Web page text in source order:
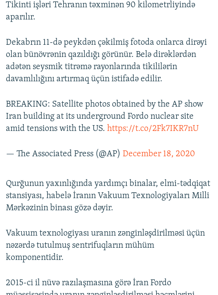
Tikinti işləri Tehranın təxminən 90 kilometrliyində
aparılır.
Dekabrın 11-də peykdən çəkilmiş fotoda onlarca dirəyi
olan bünövrənin qazıldığı görünür. Belə dirəklərdən
adətən seysmik titrəmə rayonlarında tikililərin
davamlılığını artırmaq üçün istifadə edilir.
BREAKING: Satellite photos obtained by the AP show
Iran building at its underground Fordo nuclear site
amid tensions with the US. https://t.co/2Fk7IKR7nU
— The Associated Press (@AP) December 18, 2020
Qurğunun yaxınlığında yardımçı binalar, elmi-tədqiqat
stansiyası, habelə İranın Vakuum Texnologiyaları Milli
Mərkəzinin binası gözə dəyir.
Vakuum texnologiyası uranın zənginləşdirilməsi üçün
nəzərdə tutulmuş sentrifuqların mühüm
komponentidir.
2015-ci il nüvə razılaşmasına görə İran Fordo